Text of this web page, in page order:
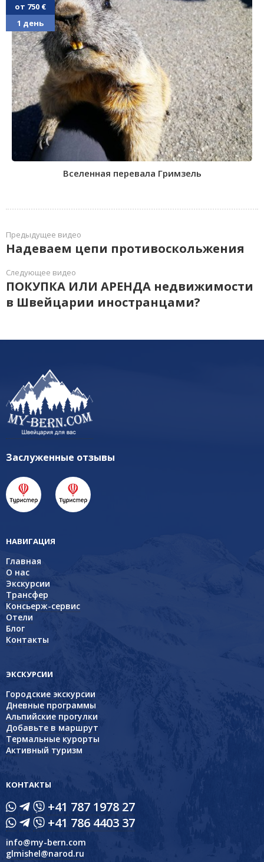
от 750 €
1 день
Вселенная перевала Гримзель
Предыдущее видео
Надеваем цепи противоскольжения
Следующее видео
ПОКУПКА ИЛИ АРЕНДА недвижимости
в Швейцарии иностранцами?
Заслуженные отзывы
НАВИГАЦИЯ
Главная
О нас
Экскурсии
Трансфер
Консьерж-сервис
Отели
Блог
Контакты
ЭКСКУРСИИ
Городские экскурсии
Дневные программы
Альпийские прогулки
Добавьте в маршрут
Термальные курорты
Активный туризм
КОНТАКТЫ
+41 787 1978 27
+41 786 4403 37
info@my-bern.com
glmishel@narod.ru